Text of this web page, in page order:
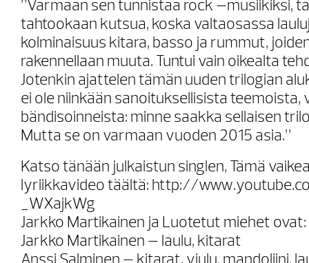
”Varmaan sen tunnistaa rock –musiikiksi,
tahtookaan kutsua, koska valtaosassa
kolminaisuus kitara, basso ja rummut,
rakennellaan muuta. Tuntui vain oikealta
Jotenkin ajattelen tämän uuden trilogian
ei ole niinkään sanoituksellisista teemoista,
bändisoinneista: minne saakka sellaisen
Mutta se on varmaan vuoden 2015 asia.”
Katso tänään julkaistun singlen, Tämä
lyriikkavideo täältä: http://
_WXajkWg
Jarkko Martikainen ja Luotetut miehet ovat:
Jarkko Martikainen – laulu, kitarat